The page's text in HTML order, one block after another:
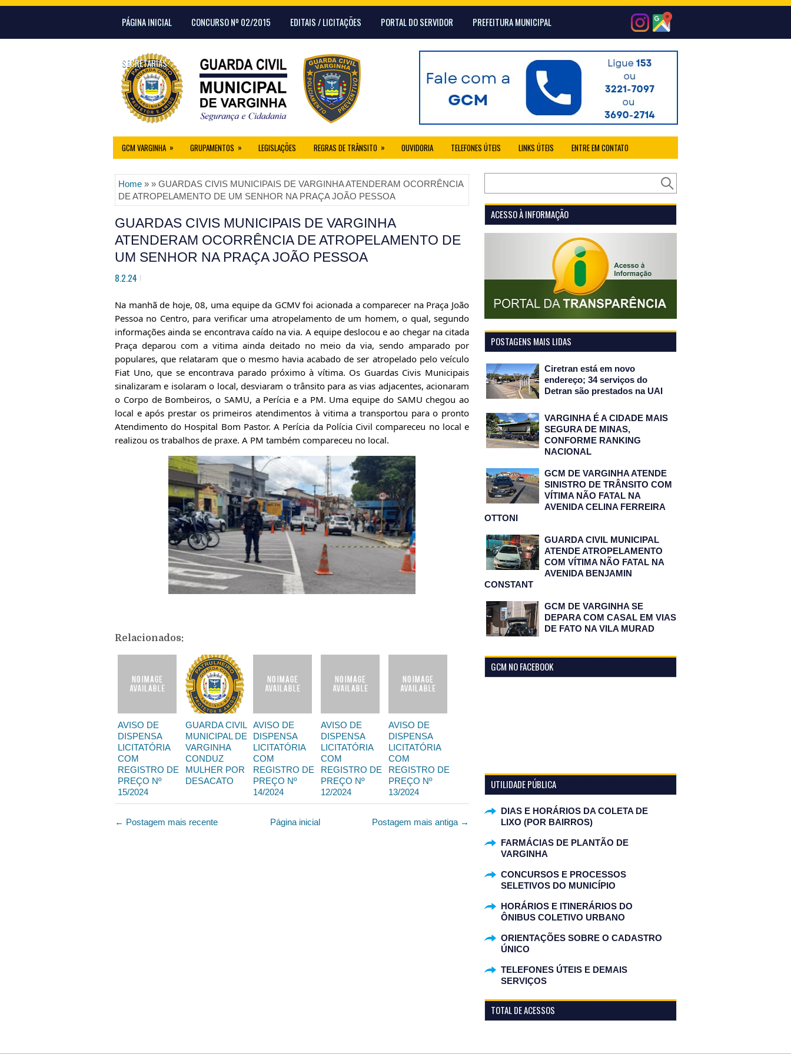
PÁGINA INICIAL CONCURSO Nº 02/2015 EDITAIS / LICITAÇÕES PORTAL DO SERVIDOR PREFEITURA MUNICIPAL
SECRETARIAS
GCM VARGINHA » GRUPAMENTOS » LEGISLAÇÕES REGRAS DE TRÂNSITO » OUVIDORIA TELEFONES ÚTEIS LINKS ÚTEIS ENTRE EM CONTATO
Home » » GUARDAS CIVIS MUNICIPAIS DE VARGINHA ATENDERAM OCORRÊNCIA
DE ATROPELAMENTO DE UM SENHOR NA PRAÇA JOÃO PESSOA
GUARDAS CIVIS MUNICIPAIS DE VARGINHA
ATENDERAM OCORRÊNCIA DE ATROPELAMENTO DE
UM SENHOR NA PRAÇA JOÃO PESSOA
8.2.24
Na manhã de hoje,08, uma equipe da GCMV foi acionada a comparecer na Praça João
Pessoa no Centro, para verificar uma atropelamento de um homem, o qual, segundo
informações ainda se encontrava caído na via. A equipe deslocou e ao chegar na citada
Praça deparou com a vitima ainda deitado no meio da via, sendo amparado por
populares, que relataram que o mesmo havia acabado de ser atropelado pelo veículo
Fiat Uno, que se encontrava parado próximo à vítima. Os Guardas Civis Municipais
sinalizaram e isolaram o local, desviaram o trânsito para as vias adjacentes, acionaram
o Corpo de Bombeiros, o SAMU, a Perícia e a PM. Uma equipe do SAMU chegou ao
local e após prestar os primeiros atendimentos à vitima a transportou para o pronto
Atendimento do Hospital Bom Pastor. A Perícia da Polícia Civil compareceu no local e
realizou os trabalhos de praxe. A PM também compareceu no local.
Relacionados:
AVISO DE
DISPENSA
LICITATÓRIA
COM
REGISTRO DE
PREÇO Nº
15/2024
GUARDA CIVIL
MUNICIPAL DE
VARGINHA
CONDUZ
MULHER POR
DESACATO
AVISO DE
DISPENSA
LICITATÓRIA
COM
REGISTRO DE
PREÇO Nº
14/2024
AVISO DE
DISPENSA
LICITATÓRIA
COM
REGISTRO DE
PREÇO Nº
12/2024
AVISO DE
DISPENSA
LICITATÓRIA
COM
REGISTRO DE
PREÇO Nº
13/2024
← Postagem mais recente Postagem mais antiga →
Página inicial
ACESSO À INFORMAÇÃO
POSTAGENS MAIS LIDAS
Ciretran está em novo
endereço; 34 serviços do
Detran são prestados na UAI
VARGINHA É A CIDADE MAIS
SEGURA DE MINAS,
CONFORME RANKING
NACIONAL
GCM DE VARGINHA ATENDE
SINISTRO DE TRÂNSITO COM
VÍTIMA NÃO FATAL NA
AVENIDA CELINA FERREIRA
OTTONI
GUARDA CIVIL MUNICIPAL
ATENDE ATROPELAMENTO
COM VÍTIMA NÃO FATAL NA
AVENIDA BENJAMIN
CONSTANT
GCM DE VARGINHA SE
DEPARA COM CASAL EM VIAS
DE FATO NA VILA MURAD
GCM NO FACEBOOK
UTILIDADE PÚBLICA
DIAS E HORÁRIOS DA COLETA DE
LIXO (POR BAIRROS)
FARMÁCIAS DE PLANTÃO DE
VARGINHA
CONCURSOS E PROCESSOS
SELETIVOS DO MUNICÍPIO
HORÁRIOS E ITINERÁRIOS DO
ÔNIBUS COLETIVO URBANO
ORIENTAÇÕES SOBRE O CADASTRO
ÚNICO
TELEFONES ÚTEIS E DEMAIS
SERVIÇOS
TOTAL DE ACESSOS